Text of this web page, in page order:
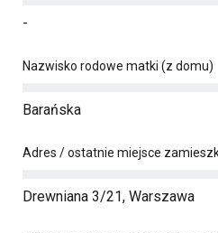
-
Nazwisko rodowe matki (z domu)
Barańska
Adres / ostatnie miejsce
Drewniana 3/21, Warszawa